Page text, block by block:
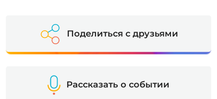
Поделиться с друзьями
Рассказать о событии